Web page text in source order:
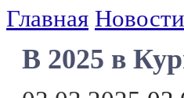
Главная Новости
В 2025 в